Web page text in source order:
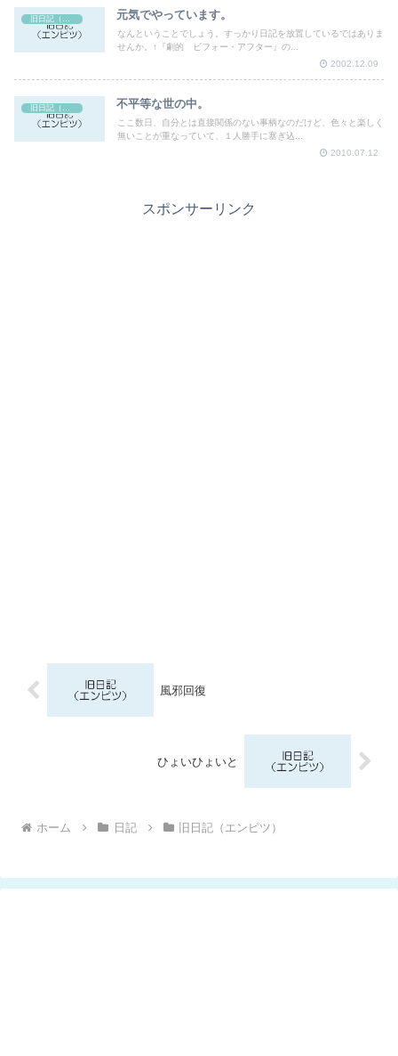
旧日記（エンピツ） 元気でやっています。
なんということでしょう。すっかり日記を放置しているではありま
せんか。↑『劇的 ビフォー・アフター』の...
2002.12.09
不平等な世の中。
ここ数日、自分とは直接関係のない事柄なのだけど、色々と楽しく
無いことが重なっていて、１人勝手に塞ぎ込...
2010.07.12
スポンサーリンク
風邪回復
ひょいひょいと
ホーム 日記 旧日記（エンピツ）